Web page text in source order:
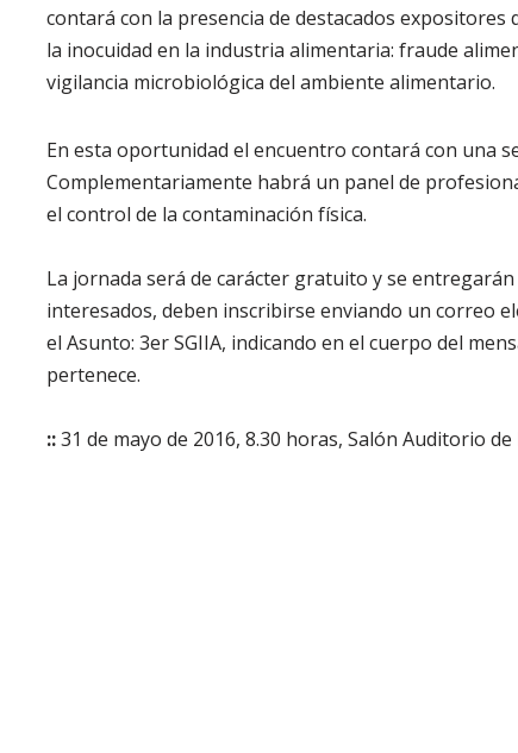
conta­rá con la presencia de destacados
la inocuidad en la industria alimentaria: fraude
vigilancia microbio­lógica del ambiente alimentario.
En esta oportunidad el encuentro contará con una
Complementariamente habrá un panel de
el control de la contaminación física.
La jornada será de carácter gratuito y se
interesados, deben inscribirse enviando un correo
el Asunto: 3er SGIIA, indicando en el cuerpo del
pertenece.
::31 de mayo de 2016, 8.30 horas, Salón Auditorio de